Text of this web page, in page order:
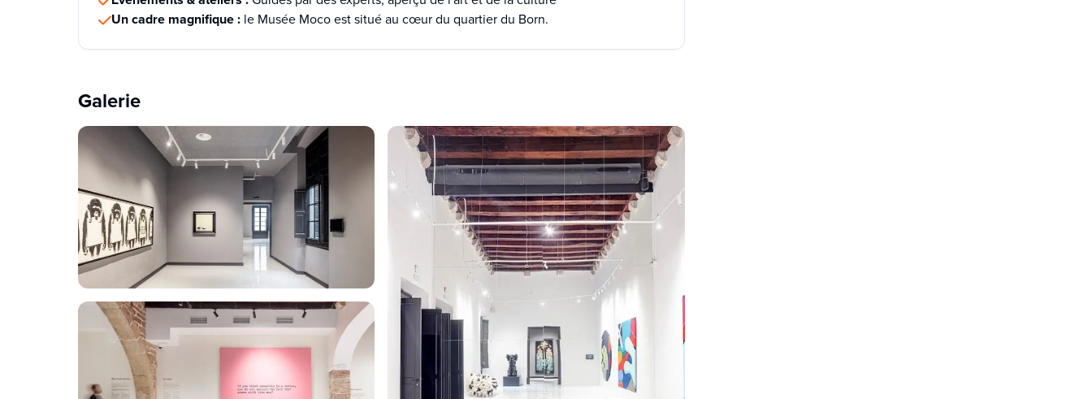
Un cadre magnifique : le Musée Moco est situé au cœur du quartier du Born.
Galerie